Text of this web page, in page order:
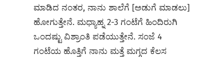
ಮಾಡಿದ ನಂತರ, ನಾನು ಶಾಲೆಗೆ [ಅಡುಗೆ ಮಾಡಲು]
ಹೋಗುತ್ತೇನೆ. ಮಧ್ಯಾಹ್ನ 2-3 ಗಂಟೆಗೆ ಹಿಂದಿರುಗಿ
ಒಂದಷ್ಟು ವಿಶ್ರಾಂತಿ ಪಡೆಯುತ್ತೇನೆ. ಸಂಜೆ 4
ಗಂಟೆಯ ಹೊತ್ತಿಗೆ ನಾನು ಮತ್ತೆ ಮಗ್ಗದ ಕೆಲಸ